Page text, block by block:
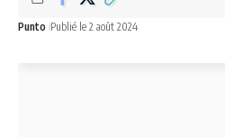
Punto Publié le 2 août 2024